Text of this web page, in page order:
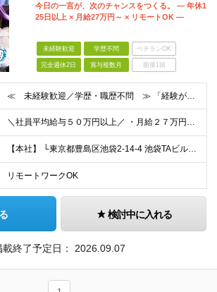
今日の一言が、次のチャンスをつくる。 ― 年休1
25日以上 × 月給27万円～ × リモートOK ―
未経験歓迎 学歴不問 ベテランOK
完全週休2日 賞与複数月 面接1回
≪ 未経験歓迎／学歴・職歴不問 ≫ 「経験がなくて不安…」 そんな方も、Asoviなら大歓迎です！ Asoviでは、“これまで”よりも“これから”を重視。 未経験でも基礎から学べる研修と、先輩の丁寧
＼社員平均給与５０万円以上／ ・月給２７万円～４０万円以上＋諸手当＋インセンティブ ※超過分は別途全額支給します。 【 入社時の想定年収 】 ・年収４５０万円 ＜インセンティブ制度について＞ 社員
【本社】 └東京都豊島区池袋2-14-4 池袋TAビル8F ★あなたの希望を最大限考慮！ ・都内（池袋・新宿・渋谷・目黒・青山）・埼玉・千葉・神奈川・茨城・栃木・群馬 ※勤務先は本社または支社とな
リモートワークOK
検討中に入れる
載終了予定日： 2026.09.07